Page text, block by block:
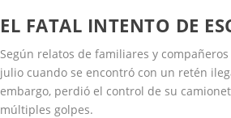
EL FATAL INTENTO DE
Según relatos de familiares y
julio cuando se encontró con un retén
embargo, perdió el control de su
múltiples golpes.